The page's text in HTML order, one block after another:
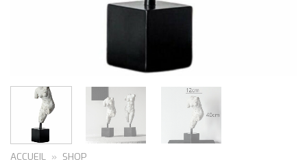
ACCUEIL » SHOP